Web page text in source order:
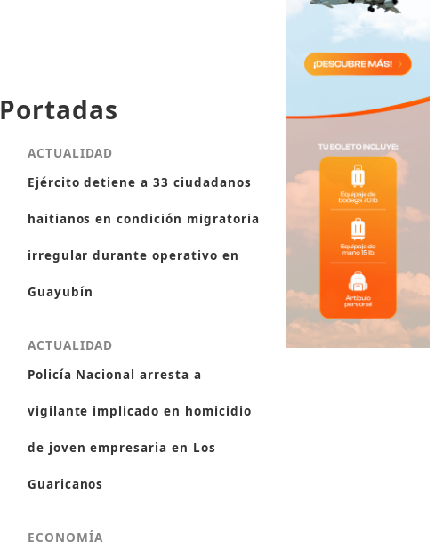
Portadas
ACTUALIDAD
Ejército detiene a 33 ciudadanos
haitianos en condición migratoria
irregular durante operativo en
Guayubín
ACTUALIDAD
Policía Nacional arresta a
vigilante implicado en homicidio
de joven empresaria en Los
Guaricanos
ECONOMÍA